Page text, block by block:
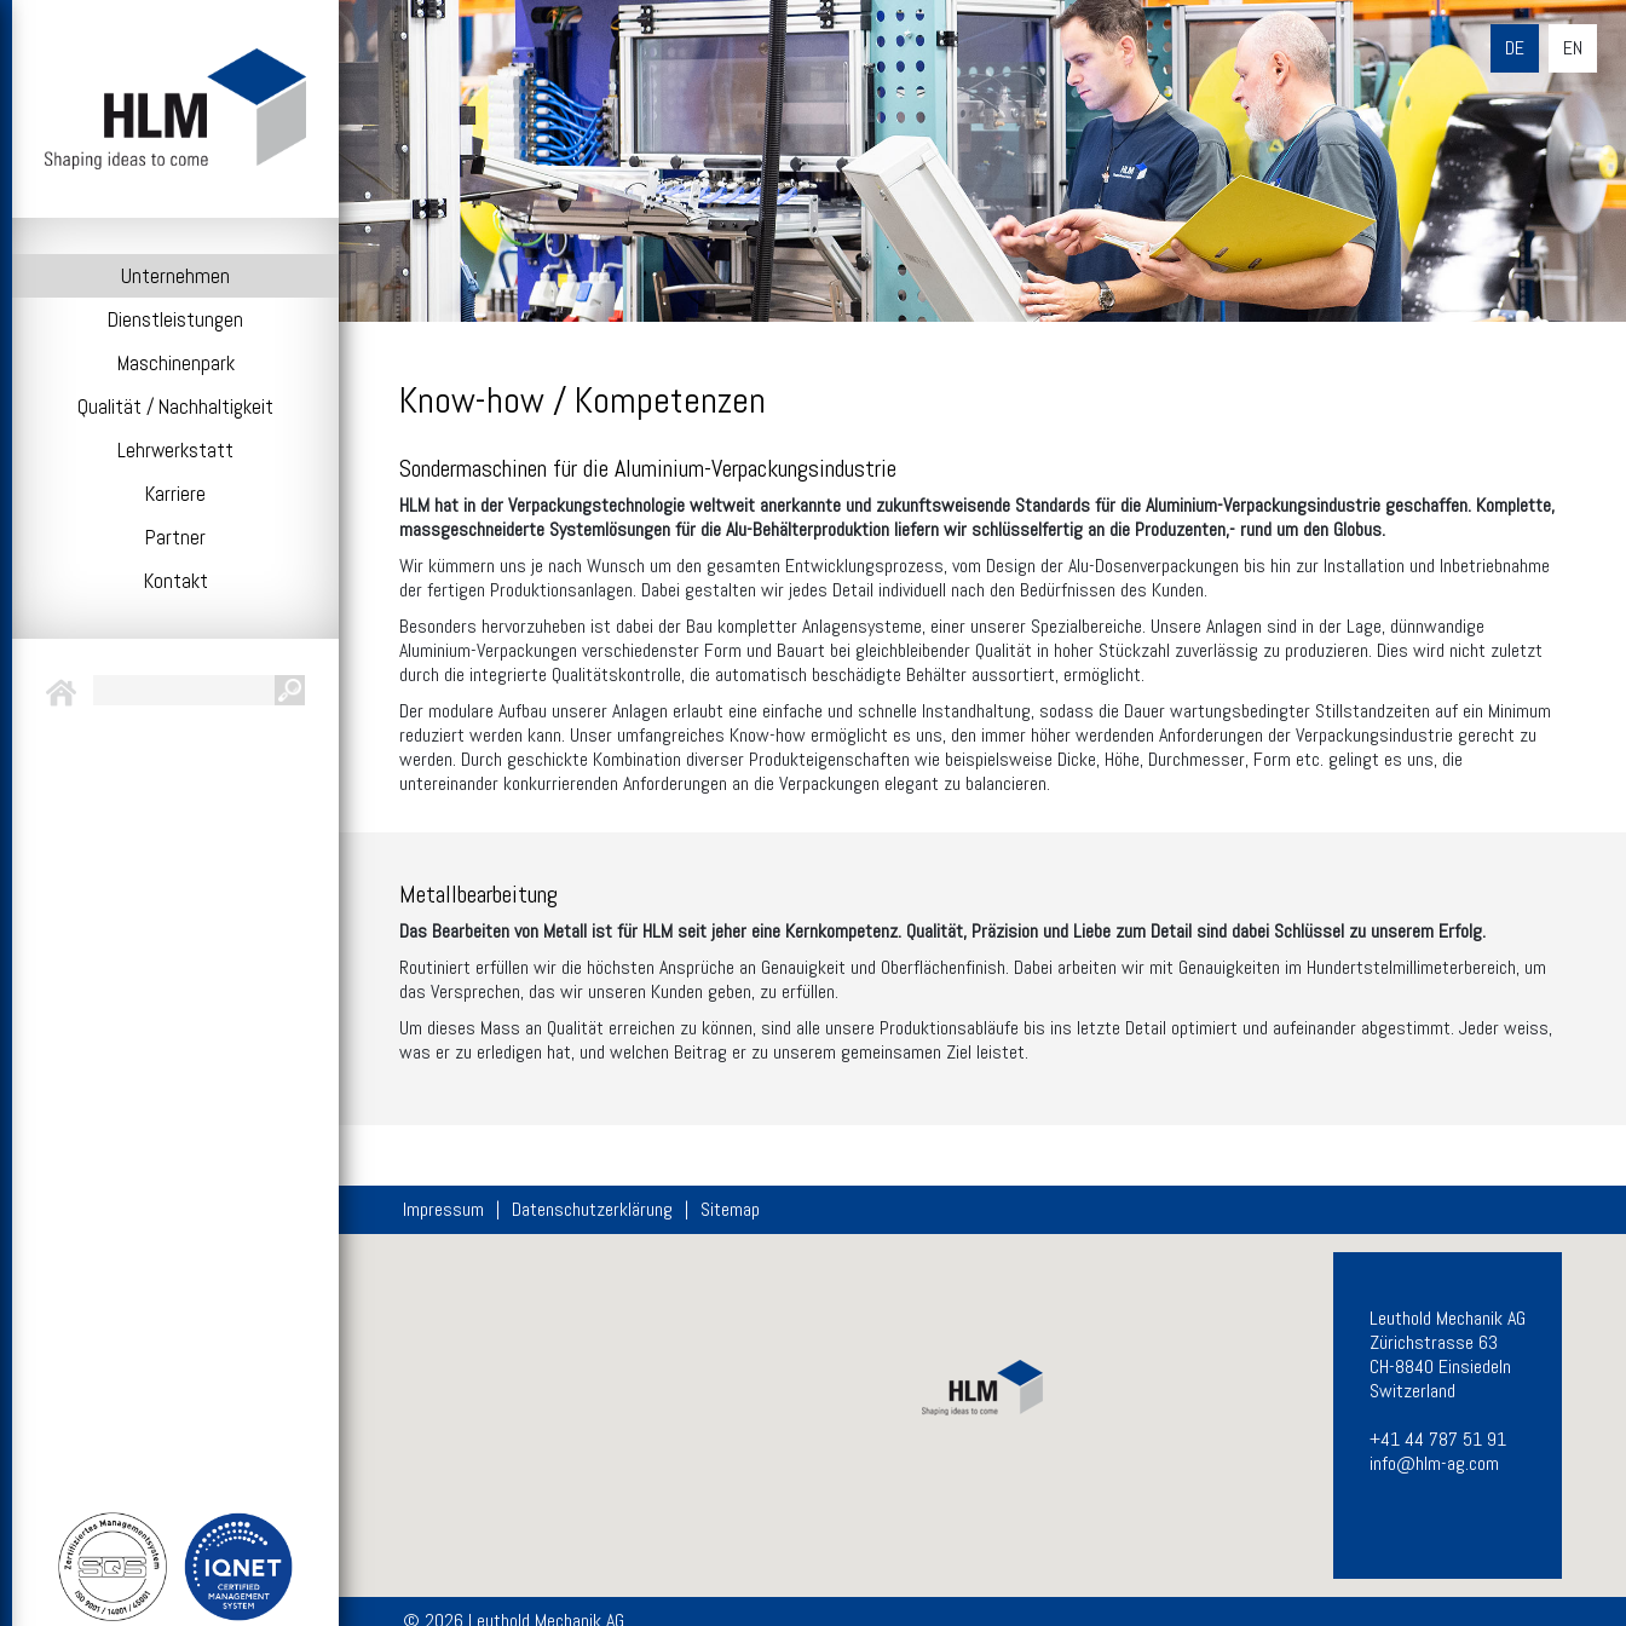
Unternehmen
Dienstleistungen
Maschinenpark
Qualität / Nachhaltigkeit
Lehrwerkstatt
Karriere
Partner
Kontakt
DE EN
Know-how / Kompetenzen
Sondermaschinen für die Aluminium-Verpackungsindustrie
HLM hat in der Verpackungstechnologie weltweit anerkannte und zukunftsweisende Standards für die Aluminium-Verpackungsindustrie geschaffen. Komplette,
massgeschneiderte Systemlösungen für die Alu-Behälterproduktion liefern wir schlüsselfertig an die Produzenten,- rund um den Globus.
Wir kümmern uns je nach Wunsch um den gesamten Entwicklungsprozess, vom Design der Alu-Dosenverpackungen bis hin zur Installation und Inbetriebnahme
der fertigen Produktionsanlagen. Dabei gestalten wir jedes Detail individuell nach den Bedürfnissen des Kunden.
Besonders hervorzuheben ist dabei der Bau kompletter Anlagensysteme, einer unserer Spezialbereiche. Unsere Anlagen sind in der Lage, dünnwandige
Aluminium-Verpackungen verschiedenster Form und Bauart bei gleichbleibender Qualität in hoher Stückzahl zuverlässig zu produzieren. Dies wird nicht zuletzt
durch die integrierte Qualitätskontrolle, die automatisch beschädigte Behälter aussortiert, ermöglicht.
Der modulare Aufbau unserer Anlagen erlaubt eine einfache und schnelle Instandhaltung, sodass die Dauer wartungsbedingter Stillstandzeiten auf ein Minimum
reduziert werden kann. Unser umfangreiches Know-how ermöglicht es uns, den immer höher werdenden Anforderungen der Verpackungsindustrie gerecht zu
werden. Durch geschickte Kombination diverser Produkteigenschaften wie beispielsweise Dicke, Höhe, Durchmesser, Form etc. gelingt es uns, die
untereinander konkurrierenden Anforderungen an die Verpackungen elegant zu balancieren.
Metallbearbeitung
Das Bearbeiten von Metall ist für HLM seit jeher eine Kernkompetenz. Qualität, Präzision und Liebe zum Detail sind dabei Schlüssel zu unserem Erfolg.
Routiniert erfüllen wir die höchsten Ansprüche an Genauigkeit und Oberflächenfinish. Dabei arbeiten wir mit Genauigkeiten im Hundertstelmillimeterbereich, um
das Versprechen, das wir unseren Kunden geben, zu erfüllen.
Um dieses Mass an Qualität erreichen zu können, sind alle unsere Produktionsabläufe bis ins letzte Detail optimiert und aufeinander abgestimmt. Jeder weiss,
was er zu erledigen hat, und welchen Beitrag er zu unserem gemeinsamen Ziel leistet.
Impressum Datenschutzerklärung Sitemap
Leuthold Mechanik AG
Zürichstrasse 63
CH-8840 Einsiedeln
Switzerland
+41 44 787 51 91
info@hlm-ag.com
© 2026 Leuthold Mechanik AG